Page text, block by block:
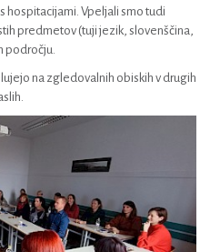
hospitacijami. Vpeljali smo tudi
predmetov (tuji jezik, slovenščina,
področju.
na zgledovalnih obiskih v drugih